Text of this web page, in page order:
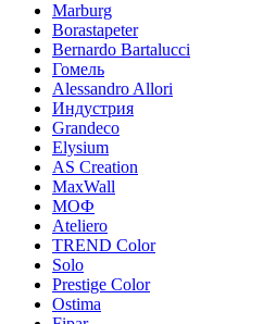
Marburg
Borastapeter
Bernardo Bartalucci
Гомель
Alessandro Allori
Индустрия
Grandeco
Elysium
AS Creation
MaxWall
МОФ
Ateliero
TREND Color
Solo
Prestige Color
Ostima